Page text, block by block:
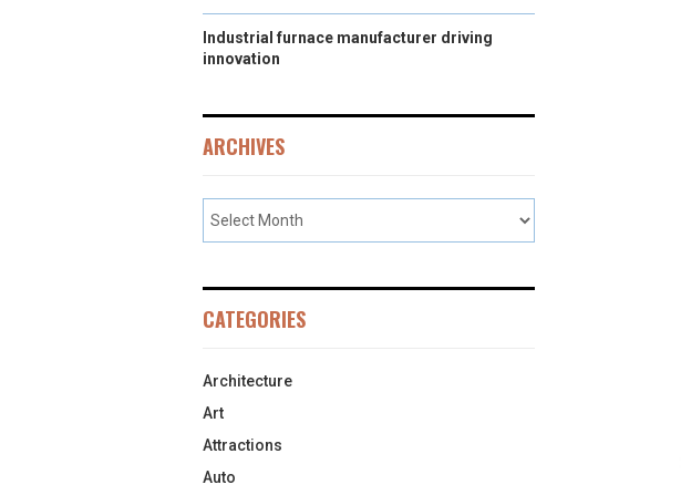
Industrial furnace manufacturer driving
innovation
ARCHIVES
CATEGORIES
Architecture
Art
Attractions
Auto